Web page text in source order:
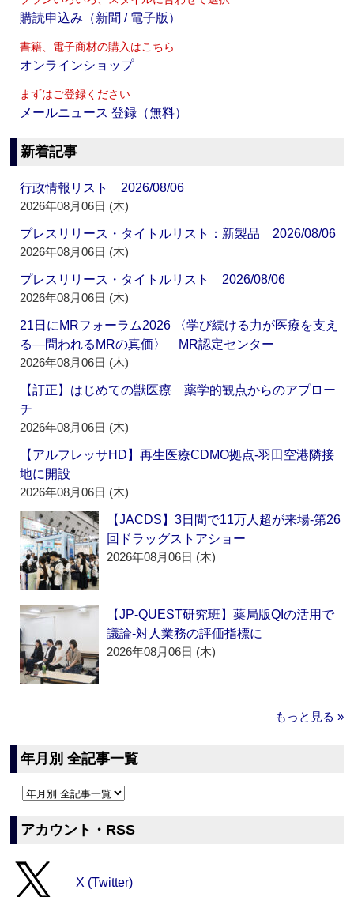
購読申込み（新聞 / 電子版）
書籍、電子商材の購入はこちら
オンラインショップ
まずはご登録ください
メールニュース 登録（無料）
新着記事
行政情報リスト 2026/08/06
2026年08月06日 (木)
プレスリリース・タイトルリスト：新製品 2026/08/06
2026年08月06日 (木)
プレスリリース・タイトルリスト 2026/08/06
2026年08月06日 (木)
21日にMRフォーラム2026 〈学び続ける力が医療を支え
る―問われるMRの真価〉 MR認定センター
2026年08月06日 (木)
【訂正】はじめての獣医療 薬学的観点からのアプロー
チ
2026年08月06日 (木)
【アルフレッサHD】再生医療CDMO拠点‐羽田空港隣接
地に開設
2026年08月06日 (木)
【JACDS】3日間で11万人超が来場‐第26
回ドラッグストアショー
2026年08月06日 (木)
【JP-QUEST研究班】薬局版QIの活用で
議論‐対人業務の評価指標に
2026年08月06日 (木)
もっと見る »
年月別 全記事一覧
アカウント・RSS
X (Twitter)